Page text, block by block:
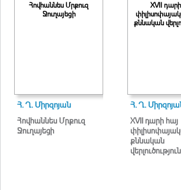
Հովհաննես Մրքուզ
Ջուղայեցի
Հ. Ղ. Միրզոյան
Հովհաննես Մրքուզ
Ջուղայեցի
XVII
քննական
Հ. Ղ.
XVII դարի հայ
քննական
վերլուծություն